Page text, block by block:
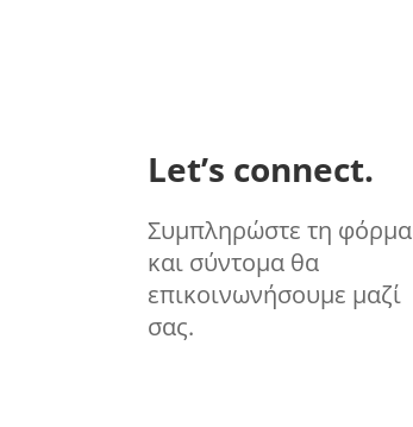
Let’s connect.
Συμπληρώστε τη φόρμα
και σύντομα θα
επικοινωνήσουμε μαζί
σας.